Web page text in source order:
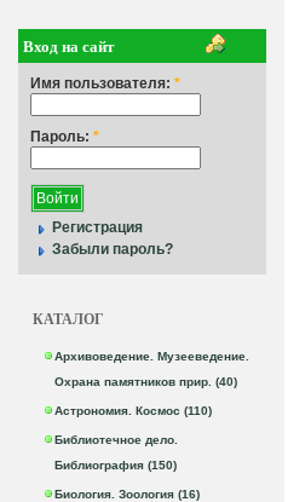
Вход на сайт
Имя пользователя: *
Пароль: *
Регистрация
Забыли пароль?
КАТАЛОГ
Архивоведение. Музееведение.
Охрана памятников прир. (40)
Астрономия. Космос (110)
Библиотечное дело.
Библиография (150)
Биология. Зоология (16)